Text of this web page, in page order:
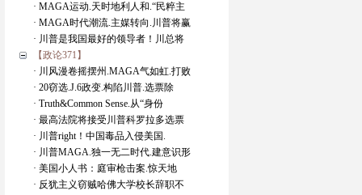
· MAGA运动.天时地利人和.“民粹主
· MAGA时代潮流.主媒转向.川普将赢
· 川普是我国最好的领导者！川总将
【政论371】
· 川风漫卷摇摆州.MAGA气如虹.打败
· 20窃选.J.6政变.构陷川普.选票除
· Truth&Common Sense.从“身份
· 最高法院将接受川普科罗拉多选票
· 川普right！中国毒品入侵美国.
· 川普MAGA.独一无二时代.建意识形
· 美国小人书：庭审枪击案.惊天地
· 反犹主义窃贼哈佛大学校长辞职不